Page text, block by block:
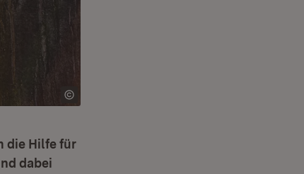
die Hilfe für
dabei